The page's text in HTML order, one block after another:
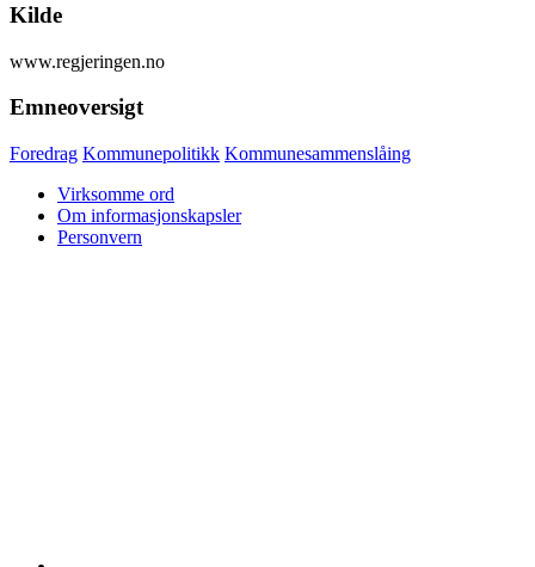
Kilde
www.regjeringen.no
Emneoversigt
Foredrag Kommunepolitikk Kommunesammenslåing
Virksomme ord
Om informasjonskapsler
Personvern